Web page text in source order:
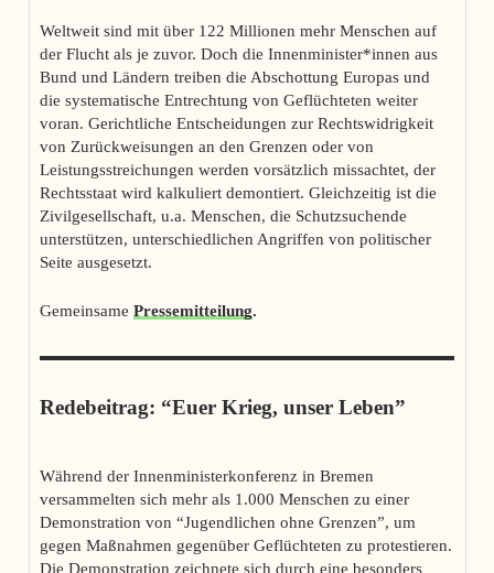
Weltweit sind mit über 122 Millionen mehr Menschen auf
der Flucht als je zuvor. Doch die Innenminister*innen aus
Bund und Ländern treiben die Abschottung Europas und
die systematische Entrechtung von Geflüchteten weiter
voran. Gerichtliche Entscheidungen zur Rechtswidrigkeit
von Zurückweisungen an den Grenzen oder von
Leistungsstreichungen werden vorsätzlich missachtet, der
Rechtsstaat wird kalkuliert demontiert. Gleichzeitig ist die
Zivilgesellschaft, u.a. Menschen, die Schutzsuchende
unterstützen, unterschiedlichen Angriffen von politischer
Seite ausgesetzt.
Gemeinsame Pressemitteilung.
Redebeitrag: “Euer Krieg, unser Leben”
Während der Innenministerkonferenz in Bremen
versammelten sich mehr als 1.000 Menschen zu einer
Demonstration von “Jugendlichen ohne Grenzen”, um
gegen Maßnahmen gegenüber Geflüchteten zu protestieren.
Die Demonstration zeichnete sich durch eine besonders